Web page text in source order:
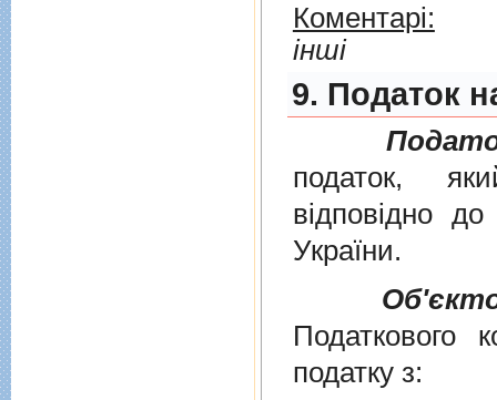
Коментарі:
інші
9. Податок
податок,
вiдповiдно
України.
Податкового
податку з: